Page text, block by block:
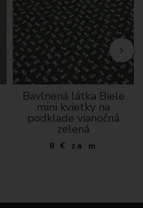
Bavlnená látka Biele
mini kvietky na
podklade vianočná
zelená
8 € za m